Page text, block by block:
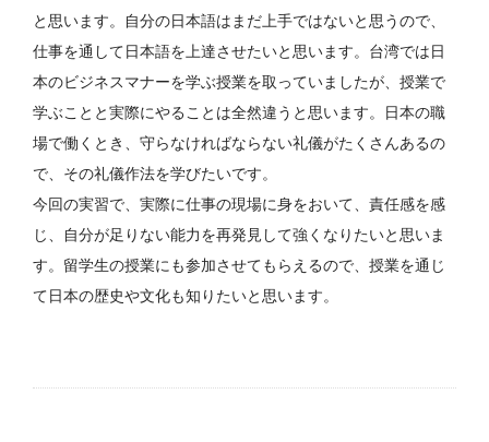
と思います。自分の日本語はまだ上手ではないと思うので、
仕事を通して日本語を上達させたいと思います。台湾では日
本のビジネスマナーを学ぶ授業を取っていましたが、授業で
学ぶことと実際にやることは全然違うと思います。日本の職
場で働くとき、守らなければならない礼儀がたくさんあるの
で、その礼儀作法を学びたいです。
今回の実習で、実際に仕事の現場に身をおいて、責任感を感
じ、自分が足りない能力を再発見して強くなりたいと思いま
す。留学生の授業にも参加させてもらえるので、授業を通じ
て日本の歴史や文化も知りたいと思います。